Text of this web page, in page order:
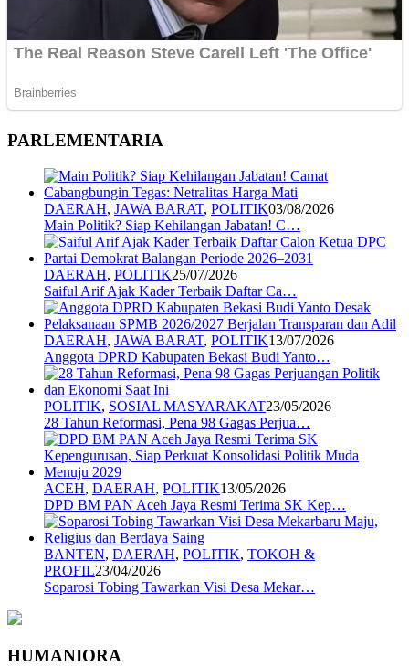
PARLEMENTARIA
DAERAH, JAWA BARAT, POLITIK03/08/2026
Main Politik? Siap Kehilangan Jabatan! C…
DAERAH, POLITIK25/07/2026
Saiful Arif Ajak Kader Terbaik Daftar Ca…
DAERAH, JAWA BARAT, POLITIK13/07/2026
Anggota DPRD Kabupaten Bekasi Budi Yanto…
POLITIK, SOSIAL MASYARAKAT23/05/2026
28 Tahun Reformasi, Pena 98 Gagas Perjua…
ACEH, DAERAH, POLITIK13/05/2026
DPD BM PAN Aceh Jaya Resmi Terima SK Kep…
BANTEN, DAERAH, POLITIK, TOKOH &
PROFIL23/04/2026
Soparosi Tobing Tawarkan Visi Desa Mekar…
HUMANIORA